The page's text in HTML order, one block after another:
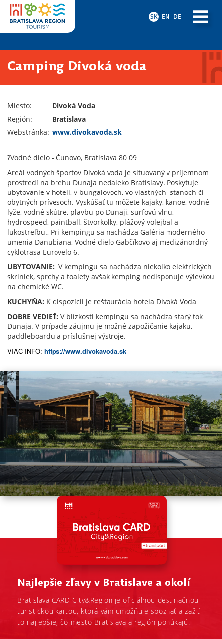
SK EN DE
Camping Divoká voda
Miesto:
Divoká Voda
Región:
Bratislava
Webstránka: www.divokavoda.sk
?Vodné dielo - Čunovo, Bratislava 80 09
Areál vodných športov Divoká voda je situovaný v príjemnom
prostredí na brehu Dunaja neďaleko Bratislavy. Poskytuje
ubytovanie v hoteli, v bungalovoch, vo vlastných stanoch či
obytných prívesoch. Vyskúšať tu môžete kajaky, kanoe, vodné
lyže, vodné skútre, plavbu po Dunaji, surfovú vlnu,
hydrospeed, paintball, štvorkolky, plážový volejbal a
lukostreľbu., Pri kempingu sa nachádza Galéria moderného
umenia Danubiana, Vodné dielo Gabčíkovo aj medizánordný
cyklotrasa Eurovelo 6.
UBYTOVANIE: V kempingu sa nachádza niekoľko elektrických
skriniek, sprchy a toalety avšak kemping nedisponuje výlevkou
na chemické WC.
KUCHYŇA: K dispozícii je reštaurácia hotela Divoká Voda
DOBRE VEDIEŤ: V blízkosti kempingu sa nachádza starý tok
Dunaja. V prípade záujmu je možné zapožičanie kajaku,
paddleboardu a príslušnej výstroje.
VIAC INFO: https://www.divokavoda.sk
Najlepšie zľavy v Bratislave a okolí
Bratislava CARD City&Region je oficiálnou destinačnou
turistickou kartou, ktorá vám umožňuje spoznať a zažiť
to najlepšie, čo mesto Bratislava a región ponúkajú.